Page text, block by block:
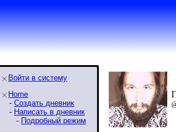
Войти в систему
Home
- Создать дневник
- Написать в дневник
- Подробный режим